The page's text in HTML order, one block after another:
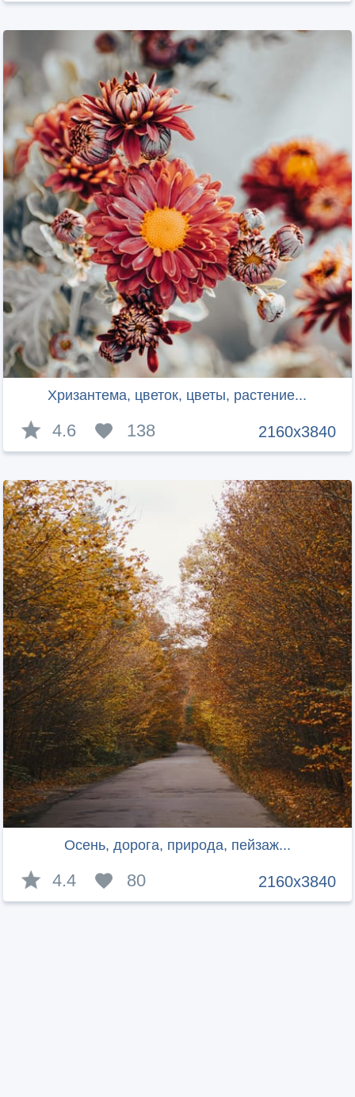
Хризантема, цветок, цветы, растение...
2160x3840
4.6 138
Осень, дорога, природа, пейзаж...
2160x3840
4.4 80